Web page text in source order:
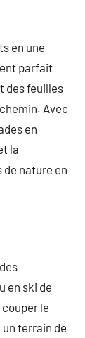
en une
parfait
des feuilles
Avec
en
la
nature en
en ski de
le
terrain de